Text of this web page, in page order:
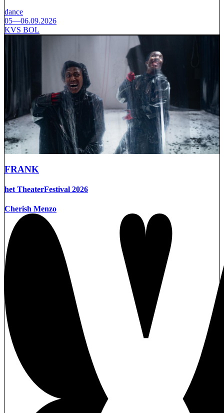
dance
05—06.09.2026
KVS BOL
FRANK
het TheaterFestival 2026
Cherish Menzo